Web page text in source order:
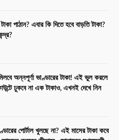
পাঠান? এবার কি দিতে হবে বাড়তি টাকা?
অন্নপূর্ণা ভাণ্ডারের টাকা! এই ভুল করলে
ঢুকবে না এক টাকাও, এখনই দেখে নিন
পোর্টাল খুলছে না? এই মাসের টাকা কবে